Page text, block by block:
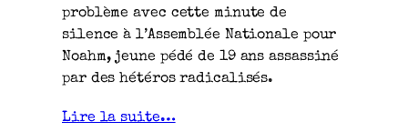
problème avec cette minute de
silence à l’Assemblée Nationale pour
Noahm, jeune pédé de 19 ans assassiné
par des hétéros radicalisés.
Lire la suite…